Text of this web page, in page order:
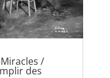
/
des